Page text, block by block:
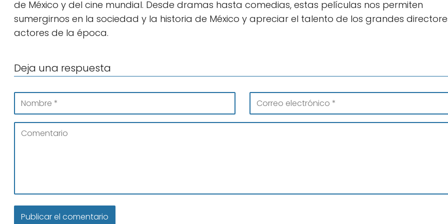
de México y del cine mundial. Desde dramas hasta comedias, estas películas nos permiten
sumergirnos en la sociedad y la historia de México y apreciar el talento de los grandes
actores de la época.
Deja una respuesta